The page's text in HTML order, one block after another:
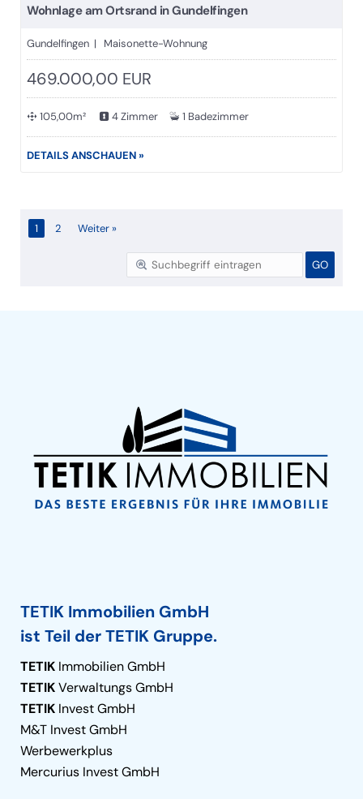
Wohnlage am Ortsrand in Gundelfingen
Gundelfingen | Maisonette-Wohnung
469.000,00 EUR
105,00m² 4 Zimmer 1 Badezimmer
DETAILS ANSCHAUEN »
1 2 Weiter »
TETIK Immobilien GmbH
ist Teil der TETIK Gruppe.
TETIK Immobilien GmbH
TETIKVerwaltungs GmbH
TETIK Invest GmbH
M&T Invest GmbH
Werbewerkplus
Mercurius Invest GmbH